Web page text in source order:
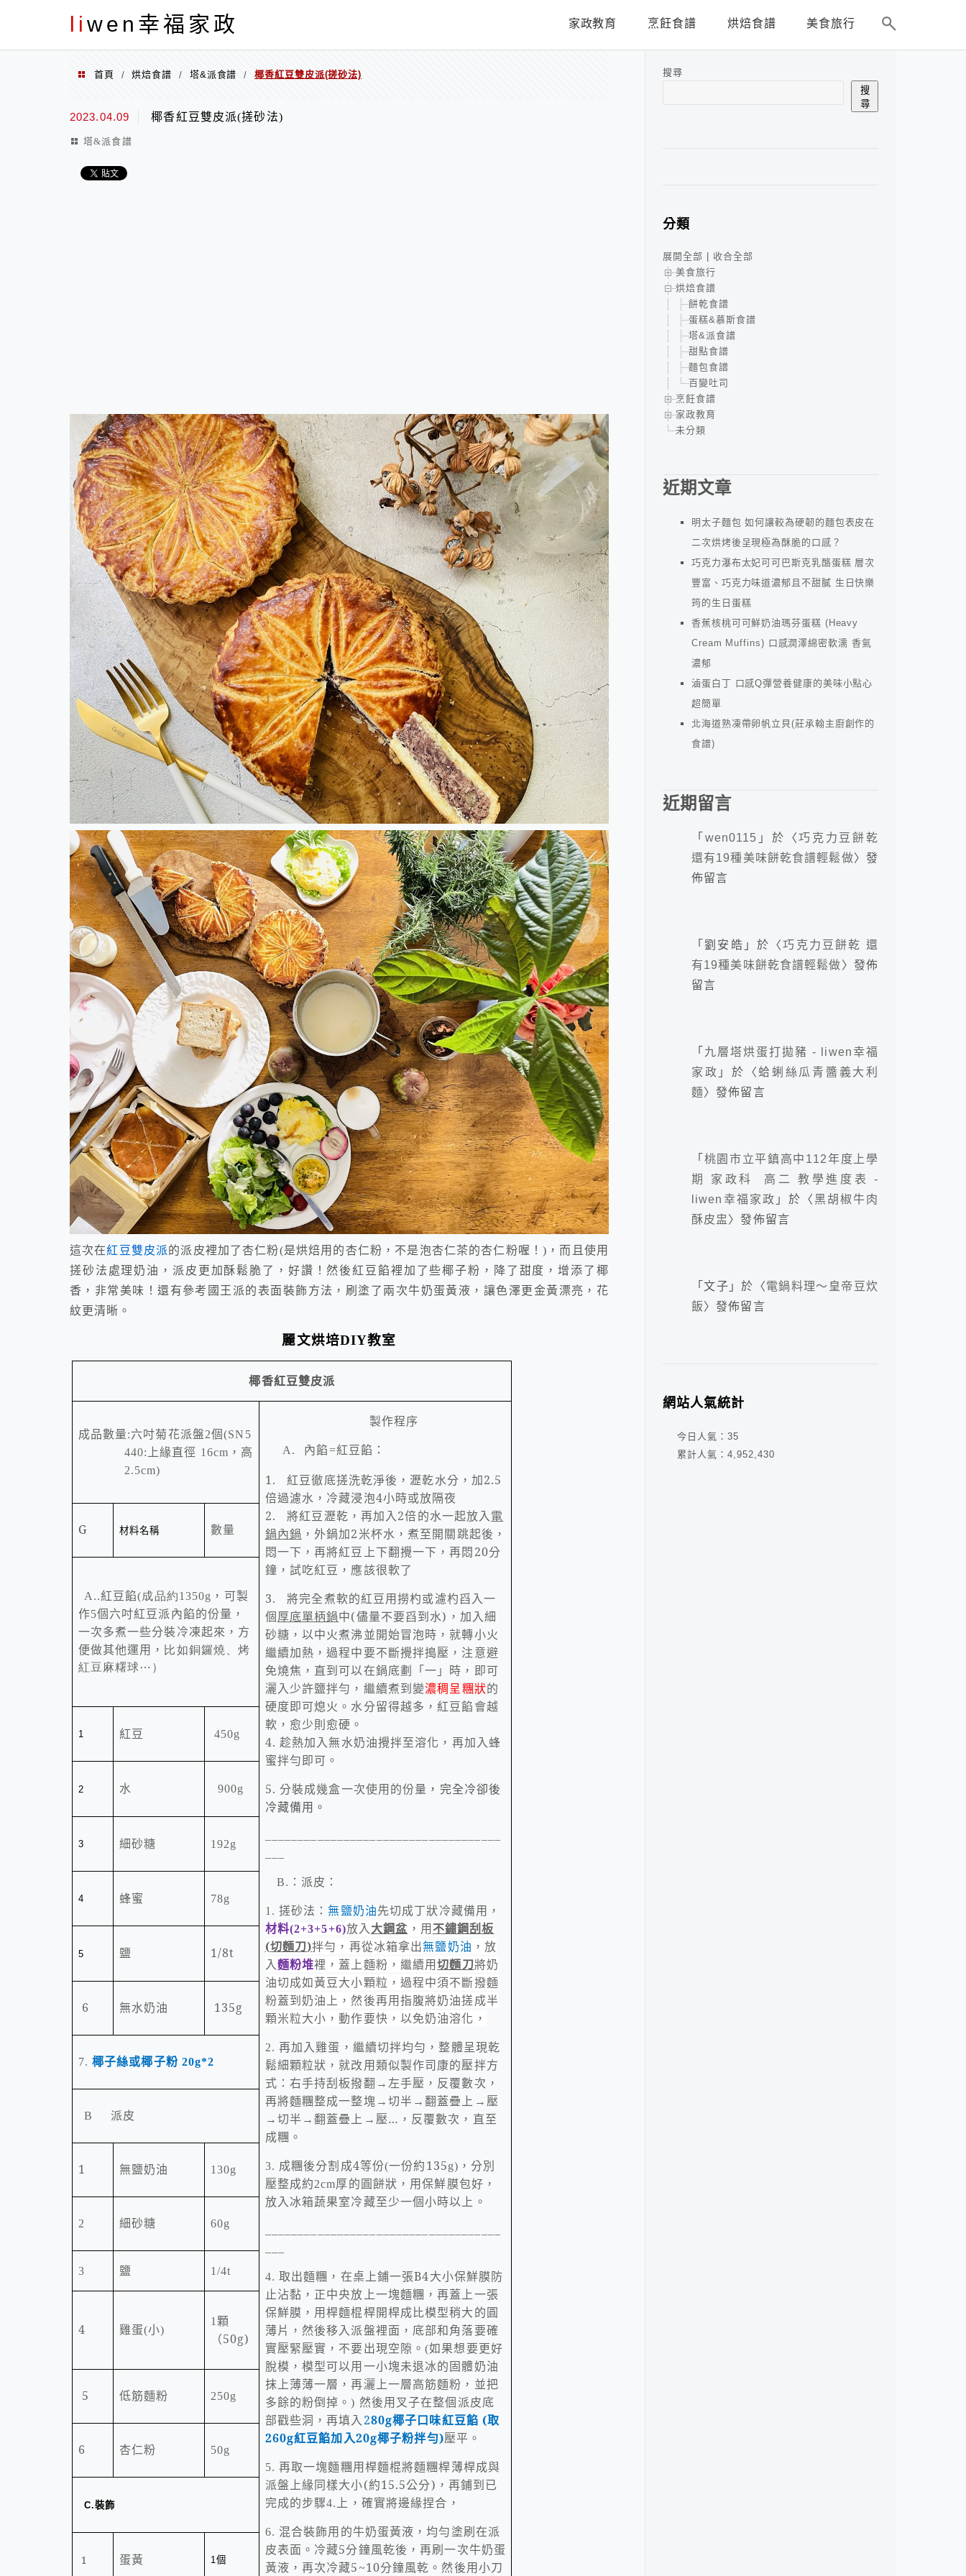
li wen幸福家政
menu
家政教育 烹飪食譜 烘焙食譜 美食旅行
首頁 / 烘焙食譜 / 塔&派食譜 / 椰香紅豆雙皮派(搓砂法)
2023.04.09 椰香紅豆雙皮派(搓砂法)
塔&派食譜
這次在紅豆雙皮派的派皮裡加了杏仁粉(是烘焙用的杏仁粉，不是泡杏仁茶的杏仁粉喔！)，而且使用
搓砂法處理奶油，派皮更加酥鬆脆了，好讚！然後紅豆餡裡加了些椰子粉，降了甜度，增添了椰
香，非常美味！還有參考國王派的表面裝飾方法，刷塗了兩次牛奶蛋黃液，讓色澤更金黃漂亮，花
紋更清晰。
麗文烘培DIY教室
椰香紅豆雙皮派
成品數量:六吋菊花派盤2個(SN5
440:上緣直徑 16cm ，高
2.5cm)
製作程序
A. 內餡=紅豆餡：
1.紅豆徹底搓洗乾淨後，瀝乾水分，加2.5
倍過濾水，冷藏浸泡4小時或放隔夜
2.將紅豆瀝乾，再加入2倍的水一起放入電
鍋內鍋 ，外鍋加2米杯水，煮至開關跳起後，
悶一下，再將紅豆上下翻攪一下，再悶20分
鐘，試吃紅豆，應該很軟了
3.將完全煮軟的紅豆用撈杓或濾杓舀入一
個厚底單柄鍋中(儘量不要舀到水) ，加入細
砂糖，以中火煮沸並開始冒泡時，就轉小火
繼續加熱，過程中要不斷攪拌搗壓，注意避
免燒焦，直到可以在鍋底劃「一」時，即可
灑入少許鹽拌勻，繼續煮到變濃稠呈糰狀的
硬度即可熄火。水分留得越多，紅豆餡會越
軟，愈少則愈硬。
4. 趁熱加入無水奶油攪拌至溶化，再加入蜂
蜜拌勻即可。
5. 分裝成幾盒一次使用的份量 ，完全冷卻後
冷藏備用。
B. ：派皮：
1. 搓砂法：無鹽奶油先切成丁狀冷藏備用，
材料(2+3+5+6)放入大鋼盆 ，用不鏽鋼刮板
(切麵刀)拌勻 ，再從冰箱拿出無鹽奶油 ，放
入麵粉堆裡，蓋上麵粉，繼續用切麵刀將奶
油切成如黃豆大小顆粒，過程中須不斷撥麵
粉蓋到奶油上，然後再用指腹將奶油搓成半
顆米粒大小，動作要快，以免奶油溶化，
2. 再加入雞蛋，繼續切拌均勻，整體呈現乾
鬆細顆粒狀，就改用類似製作司康的壓拌方
式：右手持刮板撥翻→左手壓，反覆數次，
再將麵糰整成一整塊→切半→翻蓋疊上→壓
→切半→翻蓋疊上→壓…，反覆數次，直至
成糰。
3. 成糰後分割成4等份(一份約135g) ，分別
壓整成約2cm厚的圓餅狀，用保鮮膜包好，
放入冰箱蔬果室冷藏至少一個小時以上。
4. 取出麵糰，在桌上鋪一張B4大小保鮮膜防
止沾黏，正中央放上一塊麵糰，再蓋上一張
保鮮膜，用桿麵棍桿開桿成比模型稍大的圓
薄片，然後移入派盤裡面，底部和角落要確
實壓緊壓實，不要出現空隙。(如果想要更好
脫模，模型可以用一小塊未退冰的固體奶油
抹上薄薄一層，再灑上一層高筋麵粉，並把
多餘的粉倒掉。) 然後用叉子在整個派皮底
部戳些洞，再填入 280g椰子口味紅豆餡 (取
260g紅豆餡加入20g椰子粉拌勻)壓平。
5. 再取一塊麵糰用桿麵棍將麵糰桿薄桿成與
派盤上緣同樣大小(約15.5公分) ，再鋪到已
完成的步驟4.上，確實將邊緣捏合，
6. 混合裝飾用的牛奶蛋黃液，均勻塗刷在派
皮表面。冷藏5分鐘風乾後，再刷一次牛奶蛋
黃液，再次冷藏5~10分鐘風乾。然後用小刀
G 材料名稱 數量
A..紅豆餡(成品約1350g ，可製
作5個六吋紅豆派內餡的份量，
一次多煮一些分裝冷凍起來，方
便做其他運用， 比如銅鑼燒、烤
紅豆麻糬球⋯）
1 紅豆 450g
2 水 900g
3 細砂糖 192g
4 蜂蜜 78g
5 鹽 1/8t
6 無水奶油 135g
7. 椰子絲或椰子粉20g*2
B派皮
1 無鹽奶油 130g
2 細砂糖 60g
3 鹽 1/4t
4 雞蛋(小)
1 顆
（50g)
5 低筋麵粉 250g
6 杏仁粉 50g
C.裝飾
1 蛋黃 1個
搜尋
搜
尋
分類
展開全部
收合全部
美食旅行
烘焙食譜
餅乾食譜
蛋糕&慕斯食譜
塔&派食譜
甜點食譜
麵包食譜
百變吐司
烹飪食譜
家政教育
未分類
近期文章
明太子麵包 如何讓較為硬韌的麵包表皮在
二次烘烤後呈現極為酥脆的口感？
巧克力瀑布太妃可可巴斯克乳酪蛋糕 層次
豐富、巧克力味道濃郁且不甜膩 生日快樂
筠的生日蛋糕
香蕉核桃可可鮮奶油瑪芬蛋糕 (Heavy
Cream Muffins) 口感潤澤綿密軟濡 香氣
濃郁
滷蛋白丁 口感Q彈營養健康的美味小點心
超簡單
北海道熟凍帶卵帆立貝(莊承翰主廚創作的
食譜)
近期留言
「 wen0115 」於〈巧克力豆餅乾
還有19種美味餅乾食譜輕鬆做〉發
佈留言
「劉安皓 」於〈巧克力豆餅乾 還
有19種美味餅乾食譜輕鬆做〉發佈
留言
「 九層塔烘蛋打拋豬 - liwen幸福
家政 」於〈 蛤蜊絲瓜青醬義大利
麵〉發佈留言
「 桃園市立平鎮高中112年度上學
期 家政科 高二 教學進度表 -
liwen幸福家政 」於〈 黑胡椒牛肉
酥皮盅 〉發佈留言
「文子 」於〈電鍋料理～皇帝豆炊
飯〉發佈留言
網站人氣統計
今日人氣： 35
累計人氣： 4,952,430